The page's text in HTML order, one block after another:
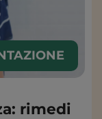
rimedi